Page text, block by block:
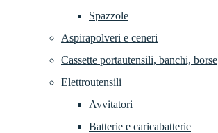
Spazzole
Aspirapolveri e ceneri
Cassette portautensili, banchi, borse
Elettroutensili
Avvitatori
Batterie e caricabatterie